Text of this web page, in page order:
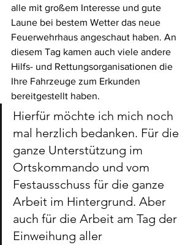
alle mit großem Interesse und gute
Laune bei bestem Wetter das neue
Feuerwehrhaus angeschaut haben. An
diesem Tag kamen auch viele andere
Hilfs- und Rettungsorganisationen die
Ihre Fahrzeuge zum Erkunden
bereitgestellt haben.
Hierfür möchte ich mich noch
mal herzlich bedanken. Für die
ganze Unterstützung im
Ortskommando und vom
Festausschuss für die ganze
Arbeit im Hintergrund. Aber
auch für die Arbeit am Tag der
Einweihung aller